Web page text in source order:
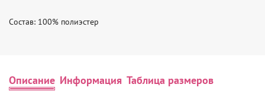
Состав: 100% полиэстер
Описание Информация Таблица размеров